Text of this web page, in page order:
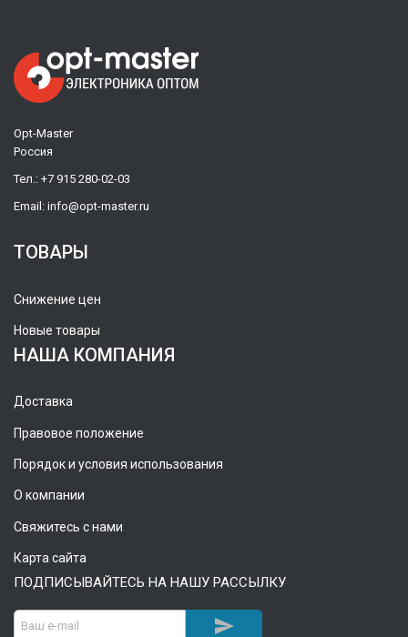
Opt-Master
Россия
Тел.: +7 915 280-02-03
Email: info@opt-master.ru
ТОВАРЫ
Снижение цен
Новые товары
НАША КОМПАНИЯ
Доставка
Правовое положение
Порядок и условия использования
О компании
Свяжитесь с нами
Карта сайта
ПОДПИСЫВАЙТЕСЬ НА НАШУ РАССЫЛКУ
